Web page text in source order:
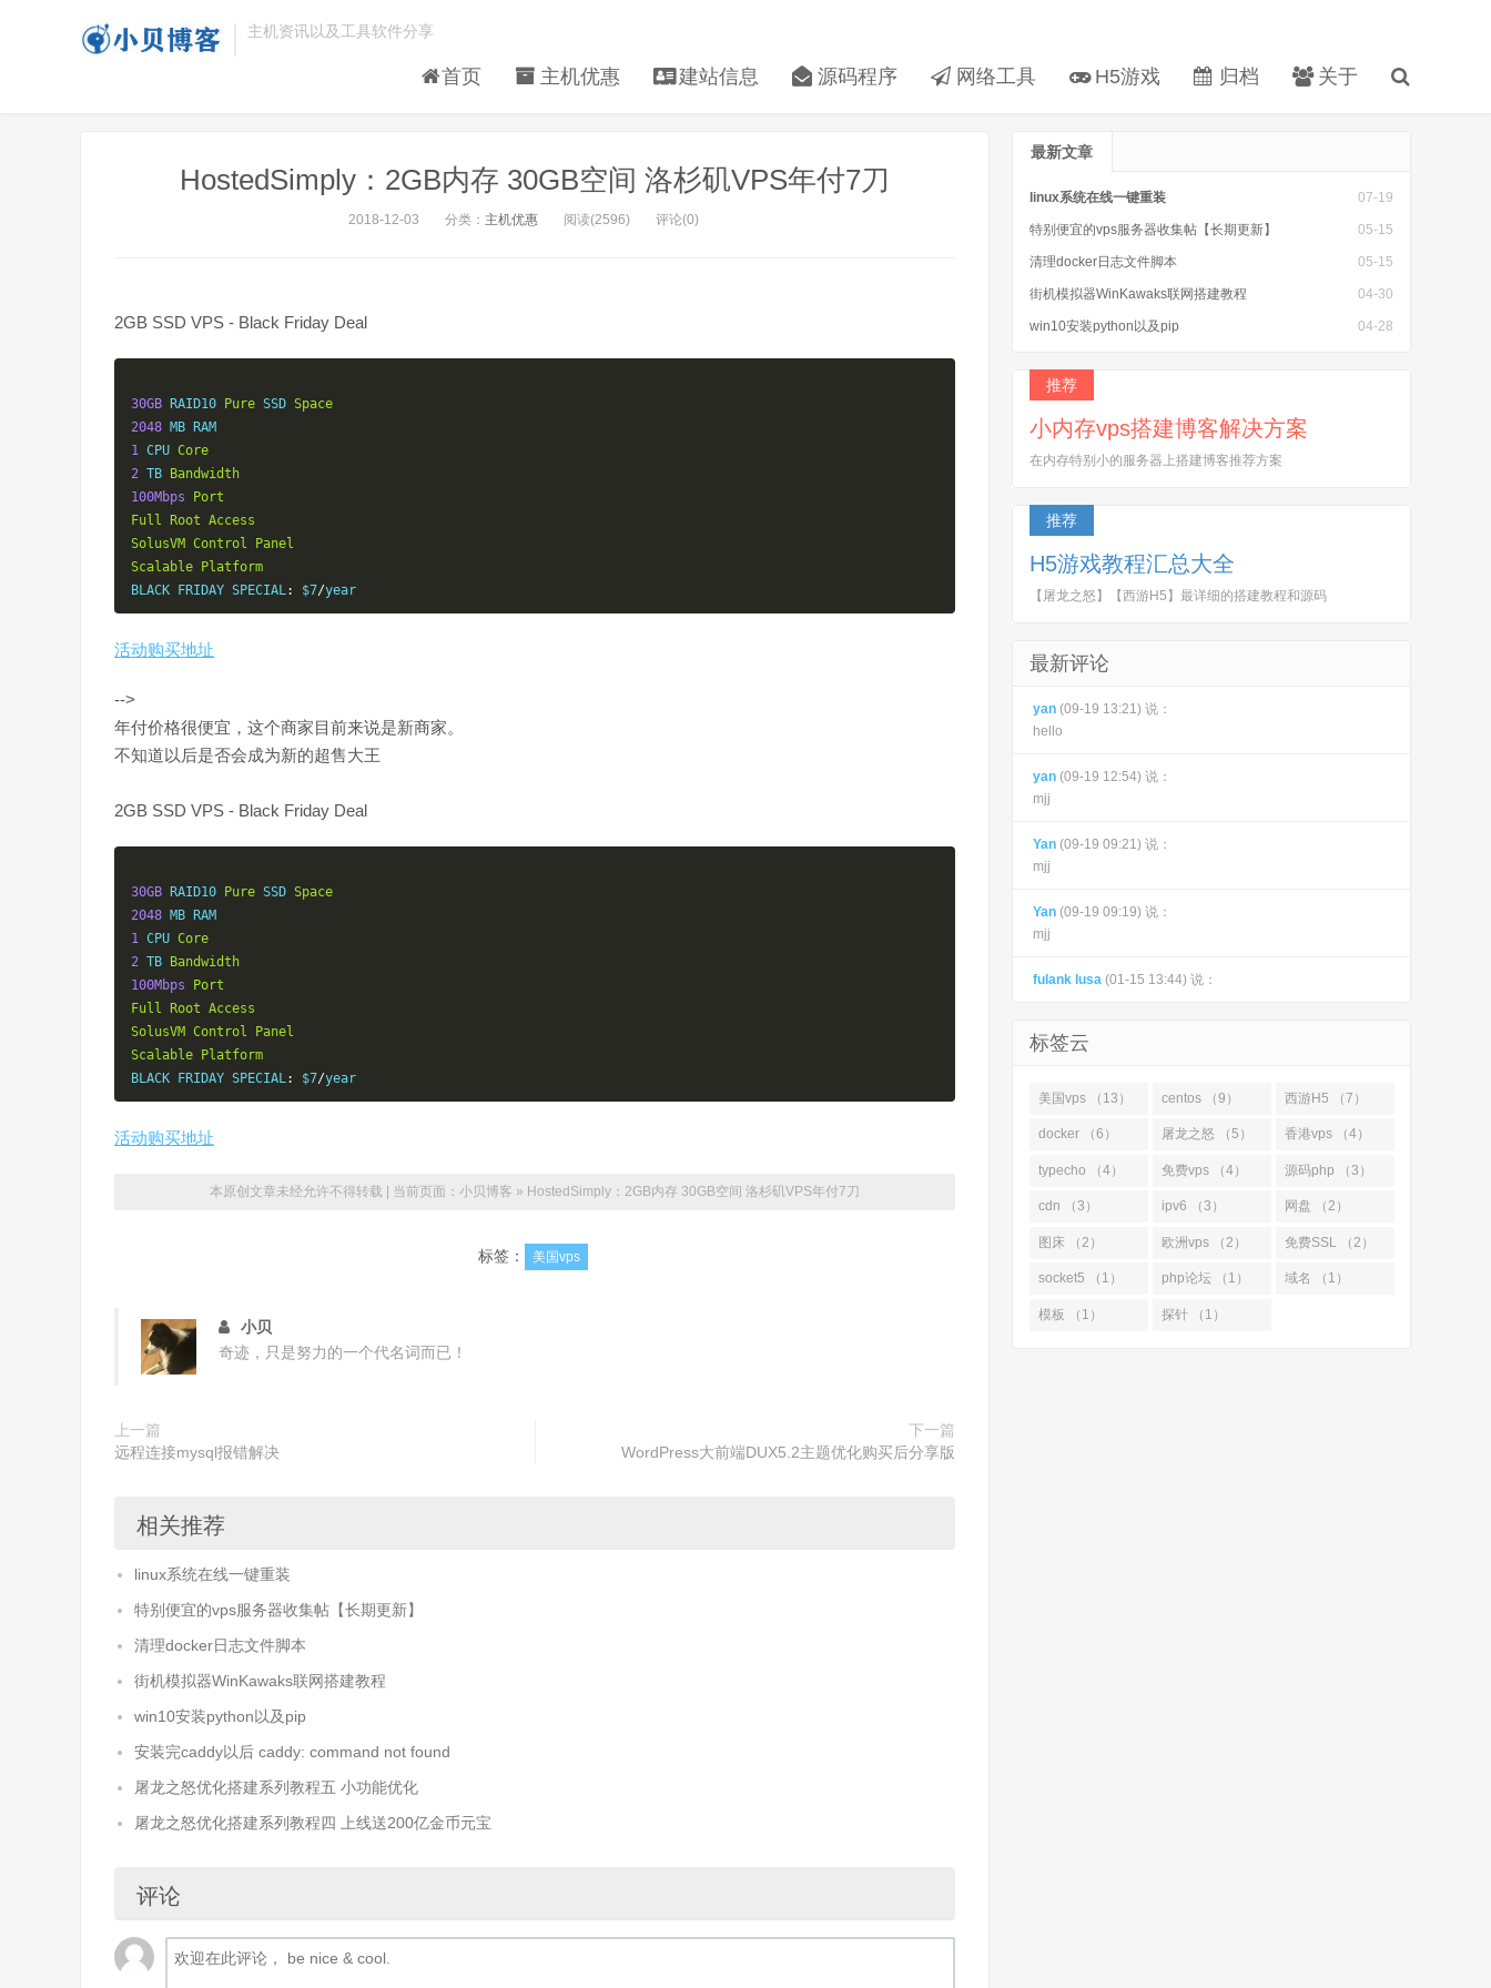
主机资讯以及工具软件分享
首页 主机优惠 建站信息 源码程序 网络工具 H5游戏 归档 关于
HostedSimply：2GB内存 30GB空间 洛杉矶VPS年付7刀
2018-12-03 分类： 主机优惠 阅读(2596) 评论(0)
2GB SSD VPS - Black Friday Deal
30GB RAID10 Pure SSD Space
2048
1 CPU Core
2 TB
Bandwidth
100Mbps
Port
Full
Root Access
SolusVM Control
Panel
Scalable
Platform
BLACK FRIDAY SPECIAL: $7/year
活动购买地址
-->
年付价格很便宜，这个商家目前来说是新商家。
不知道以后是否会成为新的超售大王
2GB SSD VPS - Black Friday Deal
30GB RAID10 Pure SSD Space
2048
1 CPU Core
2 TB
Bandwidth
100Mbps
Port
Full
Root Access
SolusVM Control
Panel
Scalable
Platform
BLACK FRIDAY SPECIAL: $7/year
活动购买地址
本原创文章未经允许不得转载 | 当前页面： 小贝博客 » HostedSimply：2GB内存 30GB空间 洛杉矶VPS年付7刀
标签： 美国vps
小贝
奇迹，只是努力的一个代名词而已！
上一篇
远程连接mysql报错解决
下一篇
WordPress大前端DUX5.2主题优化购买后分享版
相关推荐
linux系统在线一键重装
特别便宜的vps服务器收集帖【长期更新】
清理docker日志文件脚本
街机模拟器WinKawaks联网搭建教程
win10安装python以及pip
安装完caddy以后 caddy: command not found
屠龙之怒优化搭建系列教程五 小功能优化
屠龙之怒优化搭建系列教程四 上线送200亿金币元宝
评论
最新文章
07-19
linux系统在线一键重装
05-15
特别便宜的vps服务器收集帖【长期更新】
05-15
清理docker日志文件脚本
04-30
街机模拟器WinKawaks联网搭建教程
04-28
win10安装python以及pip
推荐
小内存vps搭建博客解决方案
在内存特别小的服务器上搭建博客推荐方案
推荐
H5游戏教程汇总大全
【屠龙之怒】【西游H5】最详细的搭建教程和源码
最新评论
yan (09-19 13:21) 说：
hello
yan (09-19 12:54) 说：
mjj
Yan (09-19 09:21) 说：
mjj
Yan (09-19 09:19) 说：
mjj
fulank lusa (01-15 13:44) 说：
标签云
美国vps （13） centos （9） 西游H5 （7）
docker （6） 屠龙之怒 （5） 香港vps （4）
typecho （4） 免费vps （4） 源码php （3）
cdn （3） ipv6 （3） 网盘 （2）
图床 （2） 欧洲vps （2） 免费SSL （2）
socket5 （1） php论坛 （1） 域名 （1）
模板 （1） 探针 （1）